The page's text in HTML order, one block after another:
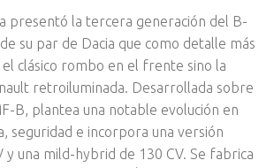
presentó la tercera generación del B-
su par de Dacia que como detalle más
el clásico rombo en el frente sino la
retroiluminada. Desarrollada sobre
B, plantea una notable evolución en
seguridad e incorpora una versión
y una mild-hybrid de 130 CV. Se fabrica